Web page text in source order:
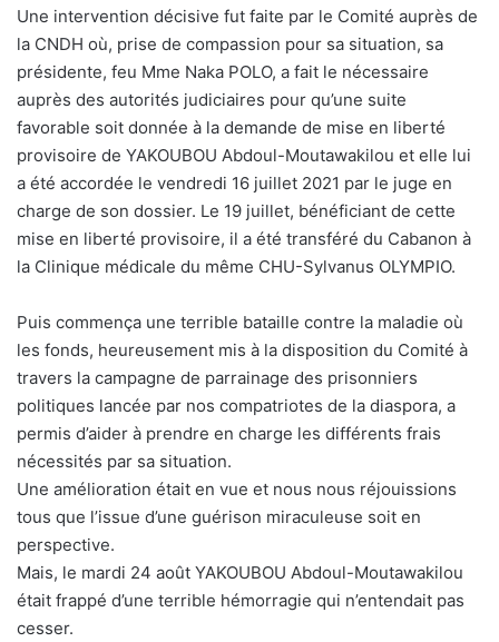
Une intervention décisive fut faite par le Comité auprès de
la CNDH où, prise de compassion pour sa situation, sa
présidente, feu Mme Naka POLO, a fait le nécessaire
auprès des autorités judiciaires pour qu’une suite
favorable soit donnée à la demande de mise en liberté
provisoire de YAKOUBOU Abdoul-Moutawakilou et elle lui
a été accordée le vendredi 16 juillet 2021 par le juge en
charge de son dossier. Le 19 juillet, bénéficiant de cette
mise en liberté provisoire, il a été transféré du Cabanon à
la Clinique médicale du même CHU-Sylvanus OLYMPIO.
Puis commença une terrible bataille contre la maladie où
les fonds, heureusement mis à la disposition du Comité à
travers la campagne de parrainage des prisonniers
politiques lancée par nos compatriotes de la diaspora, a
permis d’aider à prendre en charge les différents frais
nécessités par sa situation.
Une amélioration était en vue et nous nous réjouissions
tous que l’issue d’une guérison miraculeuse soit en
perspective.
Mais, le mardi 24 août YAKOUBOU Abdoul-Moutawakilou
était frappé d’une terrible hémorragie qui n’entendait pas
cesser.